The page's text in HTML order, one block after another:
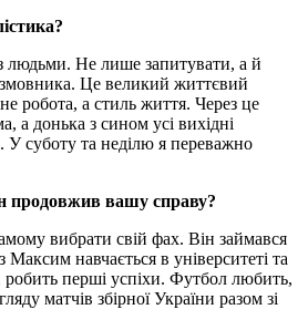
людьми. Не лише запитувати, а й
Це великий життєвий
робота, а стиль життя. Через це
а донька з сином усі вихідні
суботу та неділю я переважно
продовжив вашу справу?
вибрати свій фах. Він займався
Максим навчається в університеті та
робить перші успіхи. Футбол любить,
матчів збірної України разом зі